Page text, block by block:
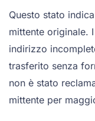
Questo stato
mittente originale.
indirizzo
trasferito senza
non è stato
mittente per